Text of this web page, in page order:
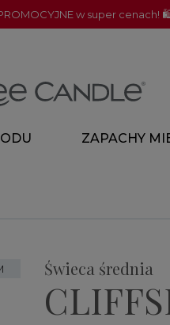
w super cenach!
ZAPACHY
Świeca średnia